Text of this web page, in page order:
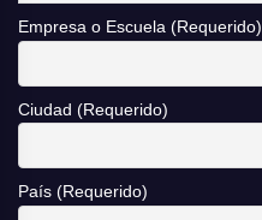
Empresa o Escuela (Requerido)
Ciudad (Requerido)
País (Requerido)